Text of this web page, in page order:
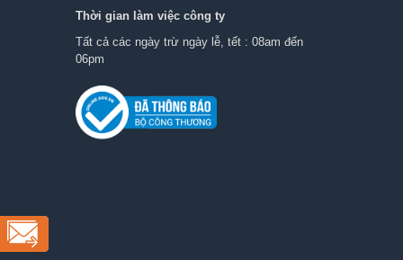
Thời gian làm việc công ty
Tất cả các ngày trừ ngày lễ, tết : 08am đến
06pm